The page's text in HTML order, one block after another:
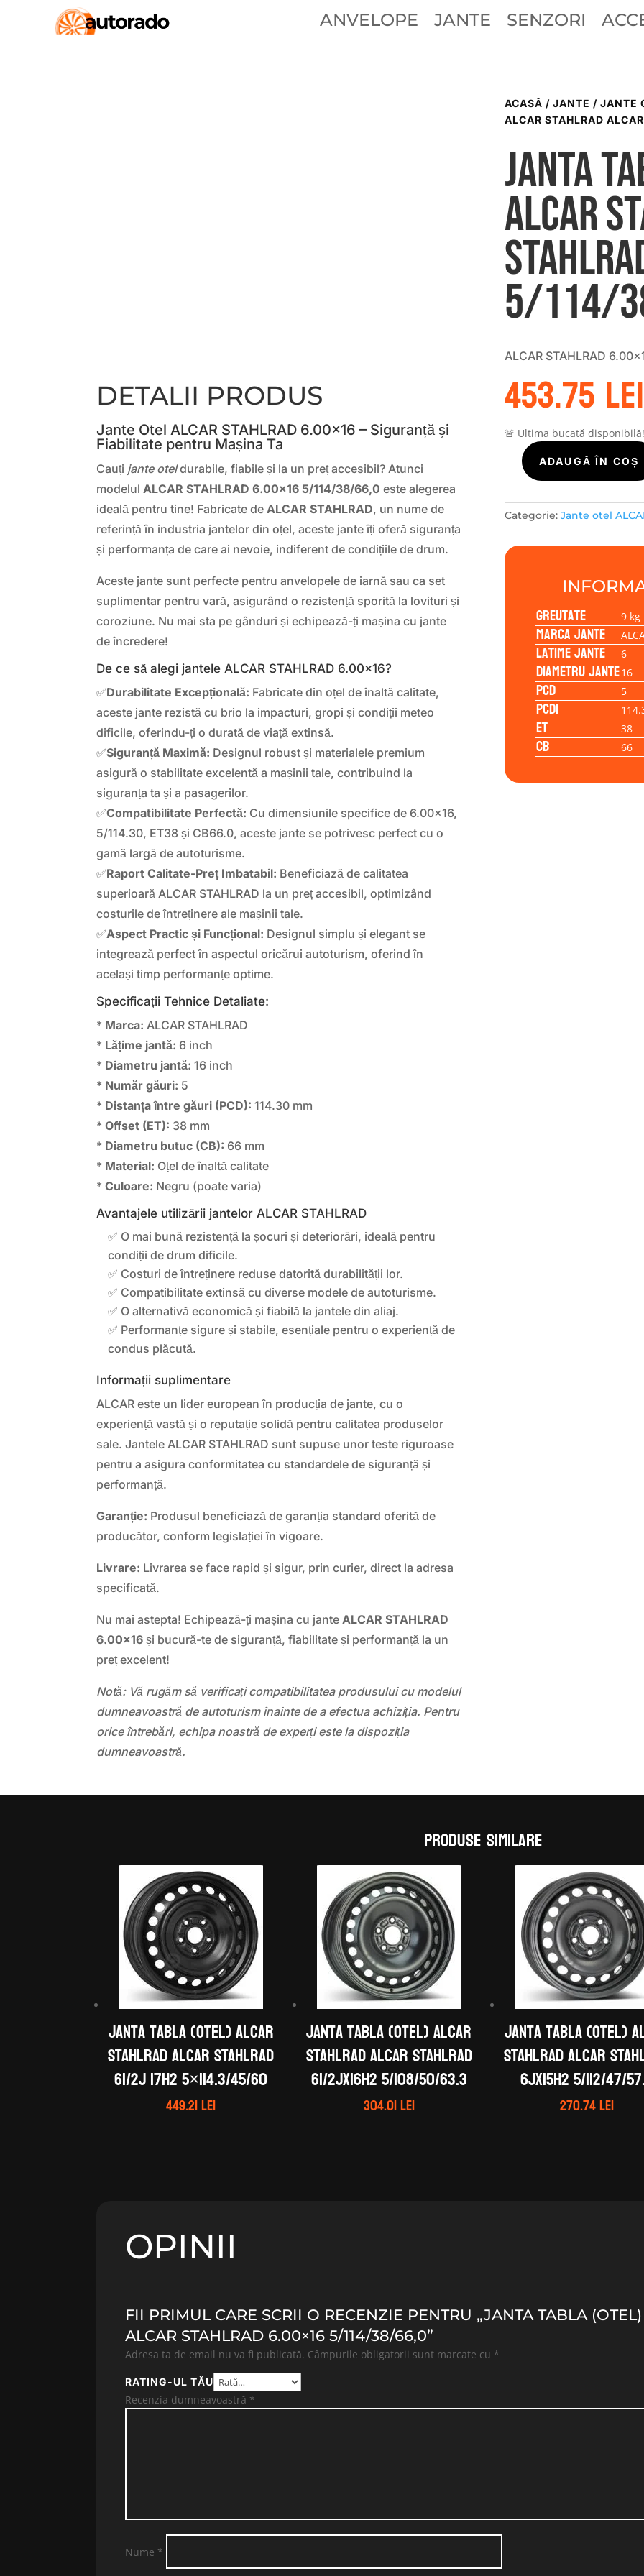
ANVELOPE JANTE SENZORI
DETALII PRODUS
Jante Otel ALCAR STAHLRAD 6.00×16 – Siguranță și
Fiabilitate pentru Mașina Ta
Cauți jante oteldurabile, fiabile și la un preț accesibil? Atunci
modelul ALCAR STAHLRAD 6.00×16 5/114/38/66,0 este alegerea
ideală pentru tine! Fabricate de ALCAR STAHLRAD, un nume de
referință în industria jantelor din oțel, aceste jante îți oferă siguranța
și performanța de care ai nevoie, indiferent de condițiile de drum.
Aceste jante sunt perfecte pentru anvelopele de iarnă sau ca set
suplimentar pentru vară, asigurând o rezistență sporită la lovituri și
coroziune. Nu mai sta pe gânduri și echipează-ți mașina cu jante
de încredere!
De ce să alegi jantele ALCAR STAHLRAD 6.00×16?
✅Durabilitate Excepțională: Fabricate din oțel de înaltă calitate,
aceste jante rezistă cu brio la impacturi, gropi și condiții meteo
dificile, oferindu-ți o durată de viață extinsă.
✅Siguranță Maximă: Designul robust și materialele premium
asigură o stabilitate excelentă a mașinii tale, contribuind la
siguranța ta și a pasagerilor.
✅Compatibilitate Perfectă: Cu dimensiunile specifice de 6.00×16,
5/114.30, ET38 și CB66.0, aceste jante se potrivesc perfect cu o
gamă largă de autoturisme.
✅Raport Calitate-Preț Imbatabil: Beneficiază de calitatea
superioară ALCAR STAHLRAD la un preț accesibil, optimizând
costurile de întreținere ale mașinii tale.
✅Aspect Practic și Funcțional: Designul simplu și elegant se
integrează perfect în aspectul oricărui autoturism, oferind în
același timp performanțe optime.
Specificații Tehnice Detaliate:
* Marca: ALCAR STAHLRAD
* Lățime jantă: 6 inch
* Diametru jantă: 16 inch
* Număr găuri: 5
* Distanța între găuri (PCD): 114.30 mm
*Offset (ET): 38 mm
* Diametru butuc (CB): 66 mm
* Material: Oțel de înaltă calitate
*Culoare: Negru (poate varia)
Avantajele utilizării jantelor ALCAR STAHLRAD
✅ O mai bună rezistență la șocuri și deteriorări, ideală pentru
condiții de drum dificile.
✅ Costuri de întreținere reduse datorită durabilității lor.
✅ Compatibilitate extinsă cu diverse modele de autoturisme.
✅ O alternativă economică și fiabilă la jantele din aliaj.
✅ Performanțe sigure și stabile, esențiale pentru o experiență de
condus plăcută.
Informații suplimentare
ALCAR este un lider european în producția de jante, cu o
experiență vastă și o reputație solidă pentru calitatea produselor
sale. Jantele ALCAR STAHLRAD sunt supuse unor teste riguroase
pentru a asigura conformitatea cu standardele de siguranță și
performanță.
Garanție: Produsul beneficiază de garanția standard oferită de
producător, conform legislației în vigoare.
Livrare: Livrarea se face rapid și sigur, prin curier, direct la adresa
specificată.
Nu mai astepta! Echipează-ți mașina cu jante ALCAR STAHLRAD
6.00×16 și bucură-te de siguranță, fiabilitate și performanță la un
preț excelent!
Notă: Vă rugăm să verificați compatibilitatea produsului cu modelul
dumneavoastră de autoturism înainte de a efectua achiziția. Pentru
orice întrebări, echipa noastră de experți este la dispoziția
dumneavoastră.
ACASĂ / JANTE / JANTE
ALCAR STAHLRAD
Janta
ALCAR
5/114/
ALCAR STAHLRAD
453.75lei
🚨 Ultima bucată
Cantitate
Janta
tabla
(otel)
STAHLRAD
ALCAR
5/114/38/66,0
ADAUGĂ ÎN COȘ
Categorie: Jante otel
Greutate 9 kg
Marca jante
Latime jante 6
Diametru jante16
PCD 5
PCD1
ET 38
CB 66
Produse similare
Janta tabla (otel) ALCAR
STAHLRAD ALCAR STAHLRAD
61/2J 17H2 5×114.3/45/60
449.21lei
Janta tabla (otel) ALCAR
STAHLRAD ALCAR STAHLRAD
61/2Jx16H2 5/108/50/63.3
304.01lei
Janta tabla (otel)
STAHLRAD ALCAR
6Jx15H2 5/112/47/
270.74lei
OPINII
FII PRIMUL CARE SCRII O RECENZIE PENTRU „JANTA TABLA
ALCAR STAHLRAD 6.00×16 5/114/38/66,0”
Adresa ta de email nu va fi publicată. Câmpurile obligatorii sunt marcate cu *
RATING-UL TĂU
Recenzia dumneavoastră *
Nume *